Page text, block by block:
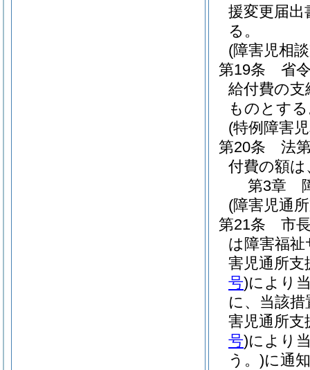
援変更届出
る。
(障害児相
第19条
省
給付費の
ものとす
(特例障害
第20条
法
付費の額
第3章
(障害児通
第21条
市
は障害福
害児通所支
号)により
に、当該
害児通所支
号)により
う。)に通